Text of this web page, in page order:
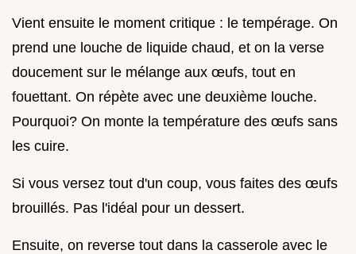
Vient ensuite le moment critique : le tempérage. On
prend une louche de liquide chaud, et on la verse
doucement sur le mélange aux œufs, tout en
fouettant. On répète avec une deuxième louche.
Pourquoi? On monte la température des œufs sans
les cuire.
Si vous versez tout d'un coup, vous faites des œufs
brouillés. Pas l'idéal pour un dessert.
Ensuite, on reverse tout dans la casserole avec le